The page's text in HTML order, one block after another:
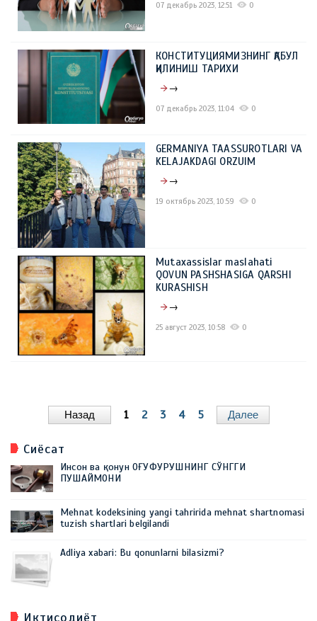
07 декабрь 2023, 12:51 0
КОНСТИТУЦИЯМИЗНИНГ ҚАБУЛ
ҚИЛИНИШ ТАРИХИ
→
07 декабрь 2023, 11:04 0
GERMANIYA TAASSUROTLARI VA
KELAJAKDAGI ORZUIM
→
19 октябрь 2023, 10:59 0
Mutaxassislar maslahati
QOVUN PASHSHASIGA QARSHI
KURASHISH
→
25 август 2023, 10:58 0
Назад 1 2 3 4 5 Далее
Сиёсат
Инсон ва қонун ОҒУФУРУШНИНГ СЎНГГИ
ПУШАЙМОНИ
Mehnat kodeksining yangi tahririda mehnat shartnomasi
tuzish shartlari belgilandi
Adliya xabari: Bu qonunlarni bilasizmi?
Иқтисодиёт